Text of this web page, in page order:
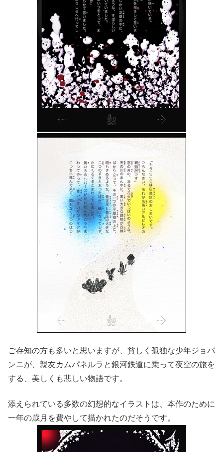
ご存知の方も多いと思いますが、貧しく孤独な少年ジョバ
ンニが、親友カムパネルラと銀河鉄道に乗って夜空の旅を
する、美しくも悲しい物語です。
添えられている多数の幻想的なイラストは、本作のために
一年の歳月を費やして描かれたのだそうです。